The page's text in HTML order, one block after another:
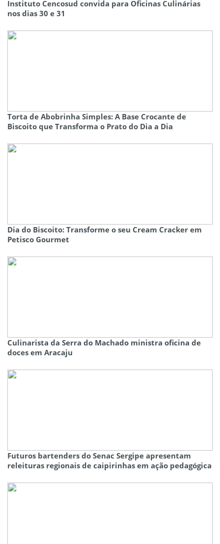
Instituto Cencosud convida para Oficinas Culinárias
nos dias 30 e 31
Torta de Abobrinha Simples: A Base Crocante de
Biscoito que Transforma o Prato do Dia a Dia
Dia do Biscoito: Transforme o seu Cream Cracker em
Petisco Gourmet
Culinarista da Serra do Machado ministra oficina de
doces em Aracaju
Futuros bartenders do Senac Sergipe apresentam
releituras regionais de caipirinhas em ação pedagógica